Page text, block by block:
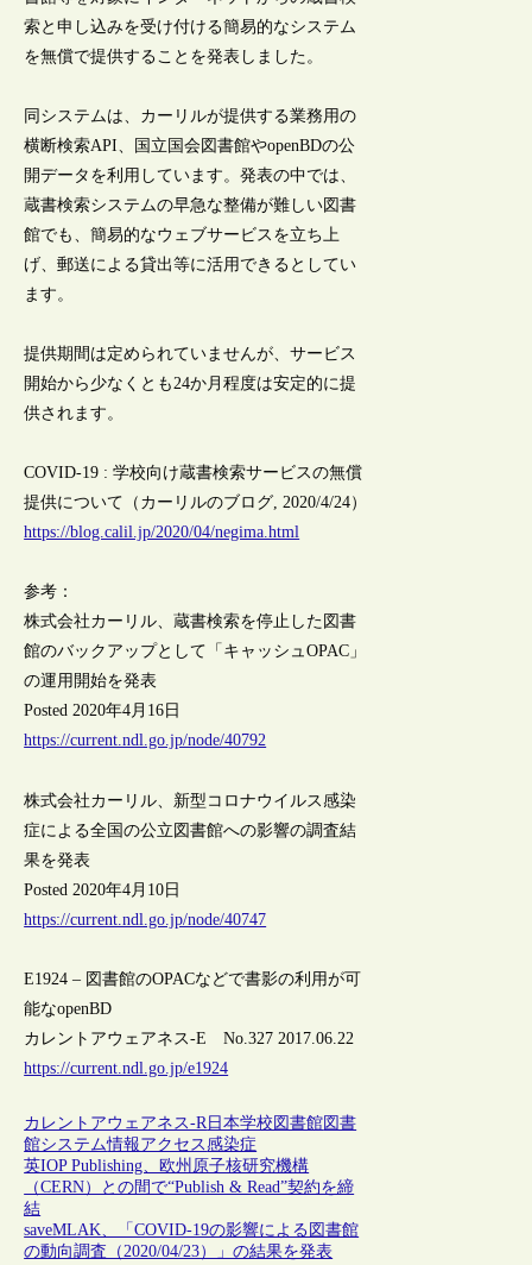
索と申し込みを受け付ける簡易的なシステム
を無償で提供することを発表しました。
同システムは、カーリルが提供する業務用の
横断検索API、国立国会図書館やopenBDの公
開データを利用しています。発表の中では、
蔵書検索システムの早急な整備が難しい図書
館でも、簡易的なウェブサービスを立ち上
げ、郵送による貸出等に活用できるとしてい
ます。
提供期間は定められていませんが、サービス
開始から少なくとも24か月程度は安定的に提
供されます。
COVID-19 : 学校向け蔵書検索サービスの無償
提供について（カーリルのブログ, 2020/4/24）
https://blog.calil.jp/2020/04/negima.html
参考：
株式会社カーリル、蔵書検索を停止した図書
館のバックアップとして「キャッシュOPAC」
の運用開始を発表
Posted 2020年4月16日
https://current.ndl.go.jp/node/40792
株式会社カーリル、新型コロナウイルス感染
症による全国の公立図書館への影響の調査結
果を発表
Posted 2020年4月10日
https://current.ndl.go.jp/node/40747
E1924 – 図書館のOPACなどで書影の利用が可
能なopenBD
カレントアウェアネス-E No.327 2017.06.22
https://current.ndl.go.jp/e1924
カレントアウェアネス-R日本学校図書館図書
館システム情報アクセス感染症
英IOP Publishing、欧州原子核研究機構
（CERN）との間で“Publish & Read”契約を締
結
saveMLAK、「COVID-19の影響による図書館
の動向調査（2020/04/23）」の結果を発表